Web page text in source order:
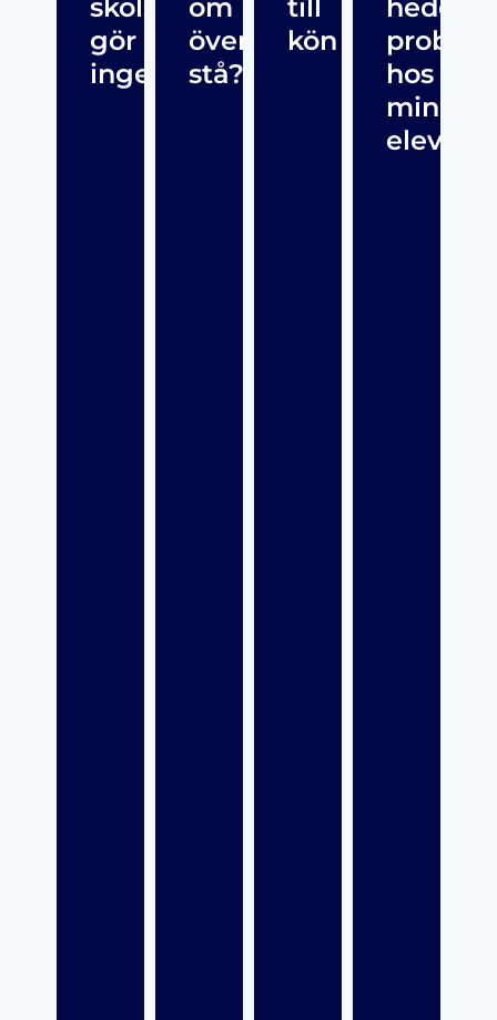
skolsköterska
gör
inget
om
överklagande
stå?
till
kön
hos
mina
elever?